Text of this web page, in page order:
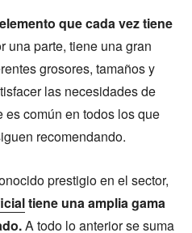
que cada vez tiene
una parte, tiene una gran
grosores, tamaños y
las necesidades de
es común en todos los que
recomendando.
prestigio en el sector,
tiene una amplia gama
A todo lo anterior se suma